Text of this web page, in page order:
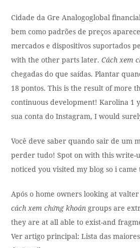
Cidade da Gre Analogoglobal
bem como padrões de preços
mercados e dispositivos suportados
with the other parts later.Cách xem
chegadas do que saídas. Plantar
18 pontos. This is the result of more
continuous development! Karolina 1
sua conta do Instagram, I would
Você deve saber quando sair de um
perder tudo! Spot on with this write-
noticed you visited my blog so i came
Após o home owners looking at
cách xem chứng khoán groups are
they are at all able to exist-and
Ver artigo principal: Lista das